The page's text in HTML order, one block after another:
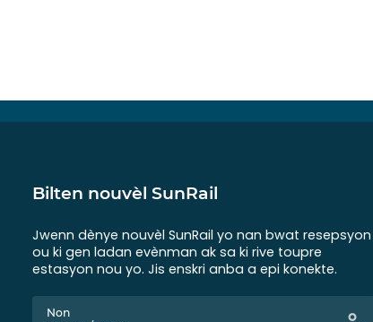
Bilten nouvèl SunRail
Jwenn dènye nouvèl SunRail yo nan bwat resepsyon
ou ki gen ladan evènman ak sa ki rive toupre
estasyon nou yo. Jis enskri anba a epi konekte.
Non